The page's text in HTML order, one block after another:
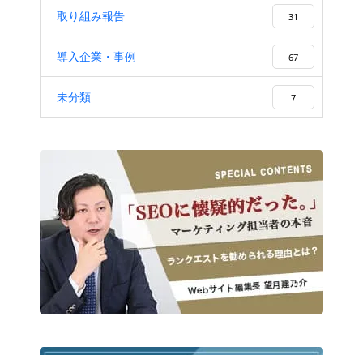
取り組み報告 31
導入企業・事例 67
未分類 7